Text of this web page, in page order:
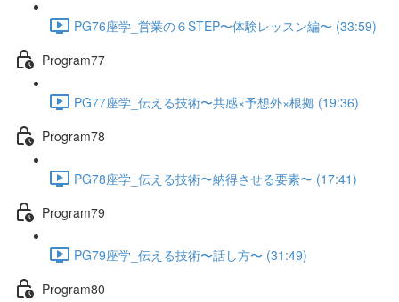
PG76座学_営業の６STEP〜体験レッスン編〜 (33:59)
Program77
PG77座学_伝える技術〜共感×予想外×根拠 (19:36)
Program78
PG78座学_伝える技術〜納得させる要素〜 (17:41)
Program79
PG79座学_伝える技術〜話し方〜 (31:49)
Program80